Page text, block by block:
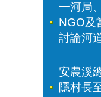
一河局
NGO及
討論河
安農溪
隱村長